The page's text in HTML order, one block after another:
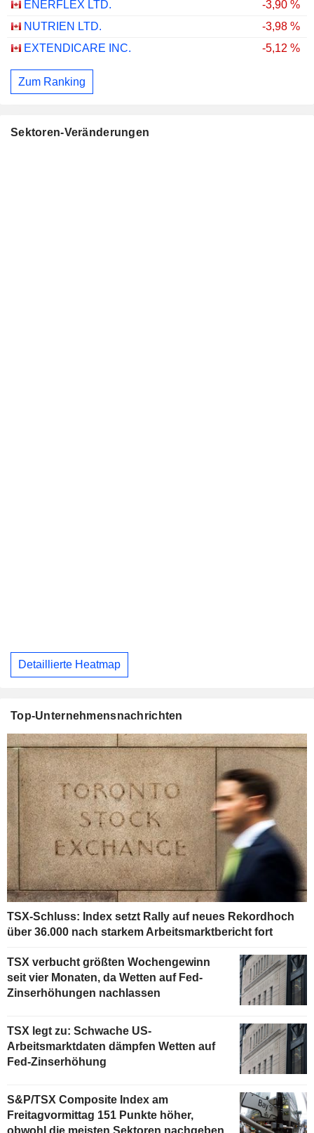
ENERFLEX LTD.
-3,90 %
NUTRIEN LTD.
-3,98 %
EXTENDICARE INC.
-5,12 %
Zum Ranking
Sektoren-Veränderungen
Detaillierte Heatmap
Top-Unternehmensnachrichten
TSX-Schluss: Index setzt Rally auf neues Rekordhoch
über 36.000 nach starkem Arbeitsmarktbericht fort
TSX verbucht größten Wochengewinn
seit vier Monaten, da Wetten auf Fed-
Zinserhöhungen nachlassen
TSX legt zu: Schwache US-
Arbeitsmarktdaten dämpfen Wetten auf
Fed-Zinserhöhung
S&P/TSX Composite Index am
Freitagvormittag 151 Punkte höher,
obwohl die meisten Sektoren nachgeben